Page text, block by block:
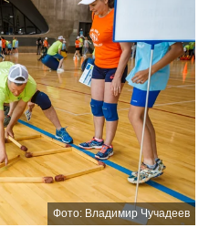
Фото: Владимир Чучадеев